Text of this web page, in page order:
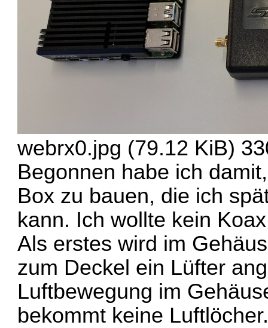
webrx0.jpg (79.12 KiB)
Begonnen habe ich
Box zu bauen, die ich
kann. Ich wollte kein
Als erstes wird im
zum Deckel ein Lüfter
Luftbewegung im
bekommt keine